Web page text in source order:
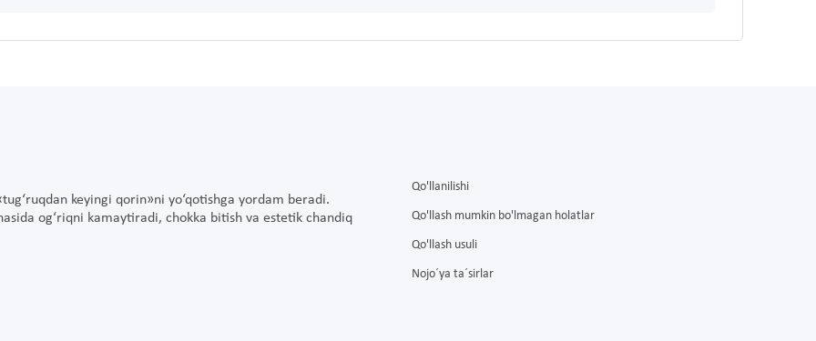
keyingi qorin»ni yo‘qotishga yordam beradi.
og‘riqni kamaytiradi, chokka bitish va estetik chandiq
Qo'llanilishi
Qo'llash mumkin bo'lmagan holatlar
Qo'llash usuli
Nojo´ya ta´sirlar